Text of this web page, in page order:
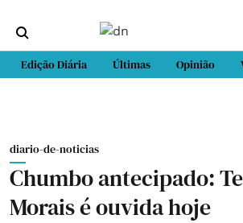
Edição Diária Últimas Opinião
diario-de-noticias
Chumbo antecipado:
Morais é ouvida hoje